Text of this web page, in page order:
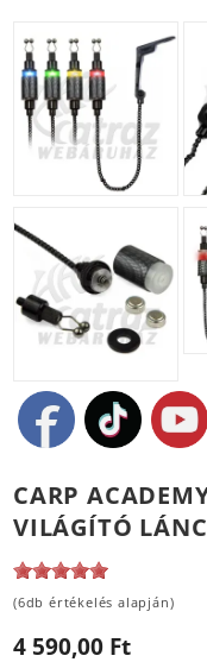
CARP
VILÁGÍTÓ
(6db értékelés alapján)
4 590,00 Ft